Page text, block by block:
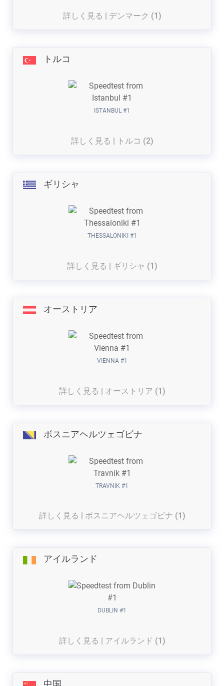
詳しく見る | デンマーク (1)
トルコ
ISTANBUL #1
詳しく見る | トルコ (2)
ギリシャ
THESSALONIKI #1
詳しく見る | ギリシャ (1)
オーストリア
VIENNA #1
詳しく見る | オーストリア (1)
ボスニアヘルツェゴビナ
TRAVNIK #1
詳しく見る | ボスニアヘルツェゴビナ (1)
アイルランド
DUBLIN #1
詳しく見る | アイルランド (1)
中国